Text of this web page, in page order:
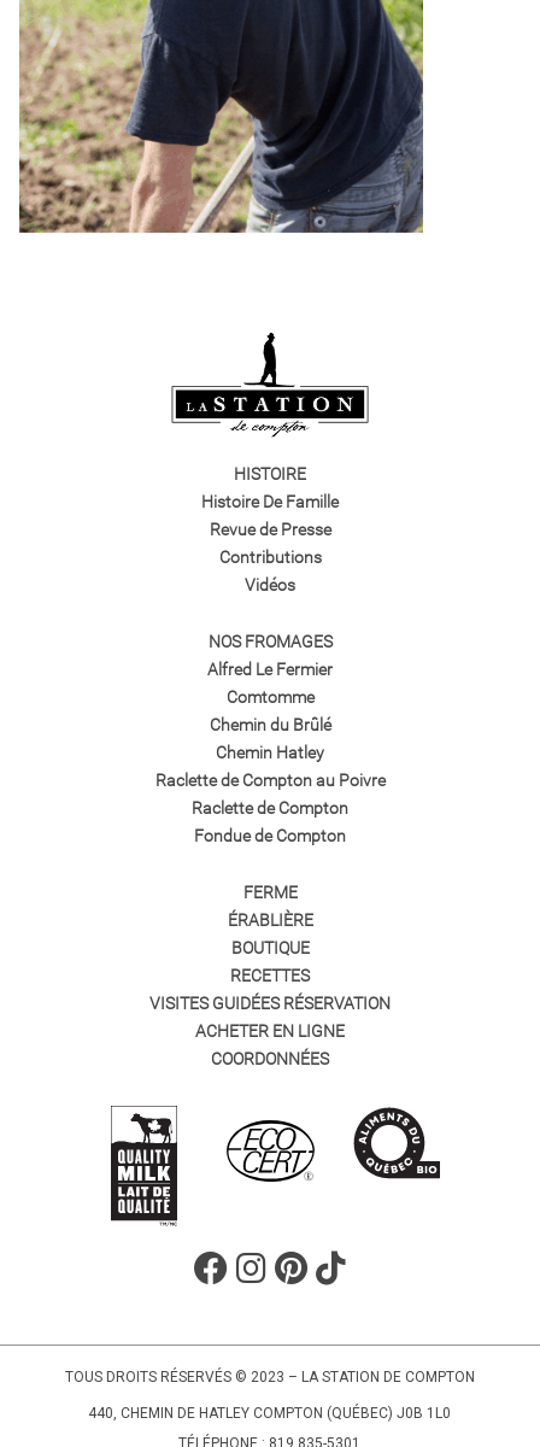
HISTOIRE
Histoire De Famille
Revue de Presse
Contributions
Vidéos
NOS FROMAGES
Alfred Le Fermier
Comtomme
Chemin du Brûlé
Chemin Hatley
Raclette de Compton au Poivre
Raclette de Compton
Fondue de Compton
FERME
ÉRABLIÈRE
BOUTIQUE
RECETTES
VISITES GUIDÉES RÉSERVATION
ACHETER EN LIGNE
COORDONNÉES
TOUS DROITS RÉSERVÉS © 2023 – LA STATION DE COMPTON
440, CHEMIN DE HATLEY COMPTON (QUÉBEC) J0B 1L0
TÉLÉPHONE : 819 835-5301